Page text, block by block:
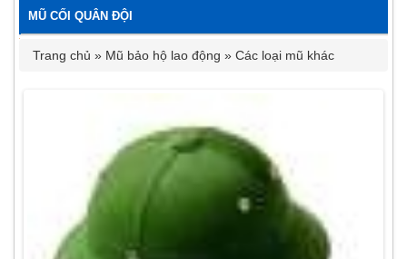
MŨ CỐI QUÂN ĐỘI
Trang chủ » Mũ bảo hộ lao động » Các loại mũ khác